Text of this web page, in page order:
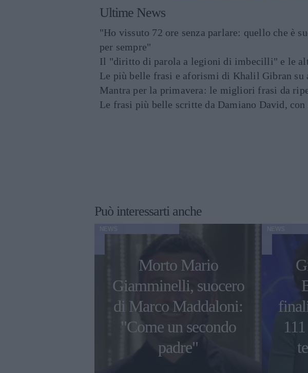
Ultime News
"Ho vissuto 72 ore senza parlare: quello che è
per sempre"
Il "diritto di parola a legioni di imbecilli" e le
Le più belle frasi e aforismi di Khalil Gibran su
Mantra per la primavera: le migliori frasi da
Le frasi più belle scritte da Damiano David,
Può interessarti anche
Morto Mario
Giamminelli, suocero
di Marco Maddaloni:
"Come un secondo
padre"